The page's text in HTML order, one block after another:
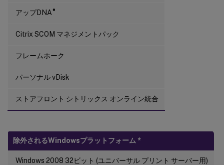
アップDNA®
Citrix SCOM マネジメントパック
フレームホーク
パーソナル vDisk
ストアフロント シトリックス オンライン統合
除外されるWindowsプラットフォーム *
Windows 2008 32ビット (ユニバーサル プリント サーバー用)